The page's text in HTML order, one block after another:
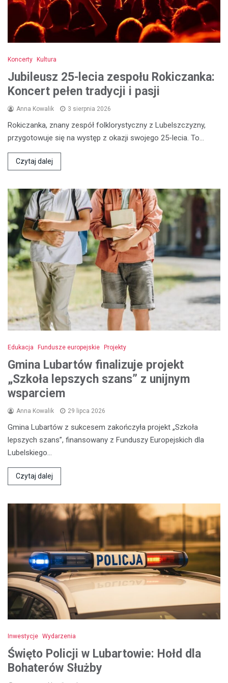
Koncerty Kultura
Jubileusz 25-lecia zespołu Rokiczanka:
Koncert pełen tradycji i pasji
Anna Kowalik 3 sierpnia 2026
Rokiczanka, znany zespół folklorystyczny z Lubelszczyzny,
przygotowuje się na występ z okazji swojego 25-lecia. To…
Czytaj dalej
Edukacja Fundusze europejskie Projekty
Gmina Lubartów finalizuje projekt
„Szkoła lepszych szans” z unijnym
wsparciem
Anna Kowalik 29 lipca 2026
Gmina Lubartów z sukcesem zakończyła projekt „Szkoła
lepszych szans”, finansowany z Funduszy Europejskich dla
Lubelskiego…
Czytaj dalej
Inwestycje Wydarzenia
Święto Policji w Lubartowie: Hołd dla
Bohaterów Służby